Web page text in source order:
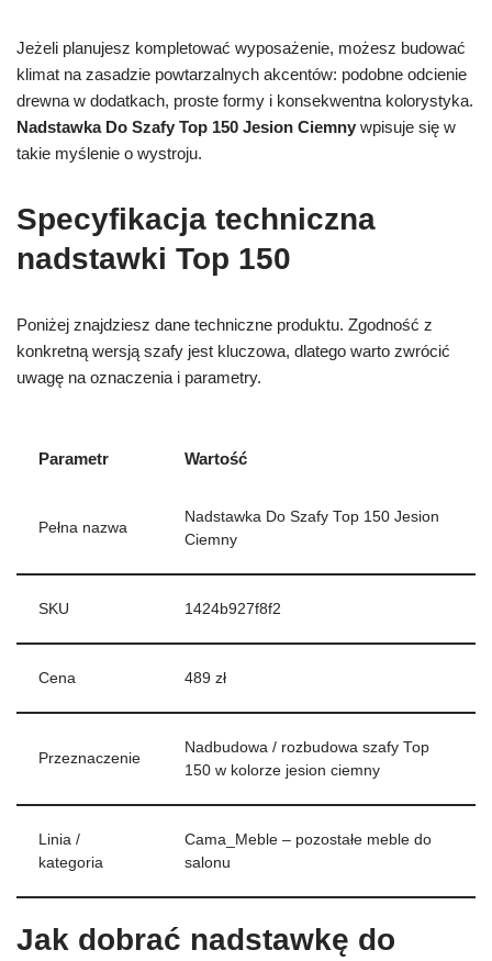
Jeżeli planujesz kompletować wyposażenie, możesz budować
klimat na zasadzie powtarzalnych akcentów: podobne odcienie
drewna w dodatkach, proste formy i konsekwentna kolorystyka.
Nadstawka Do Szafy Top 150 Jesion Ciemny wpisuje się w
takie myślenie o wystroju.
Specyfikacja techniczna
nadstawki Top 150
Poniżej znajdziesz dane techniczne produktu. Zgodność z
konkretną wersją szafy jest kluczowa, dlatego warto zwrócić
uwagę na oznaczenia i parametry.
Parametr Wartość
Pełna nazwa
Nadstawka Do Szafy Top 150 Jesion
Ciemny
SKU 1424b927f8f2
Cena 489 zł
Przeznaczenie
Nadbudowa / rozbudowa szafy Top
150 w kolorze jesion ciemny
Linia /
kategoria
Cama_Meble – pozostałe meble do
salonu
Jak dobrać nadstawkę do